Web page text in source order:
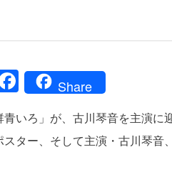
F
c
e
Share
いろ」が、古川琴音を主演
ター、そして主演・古川琴音